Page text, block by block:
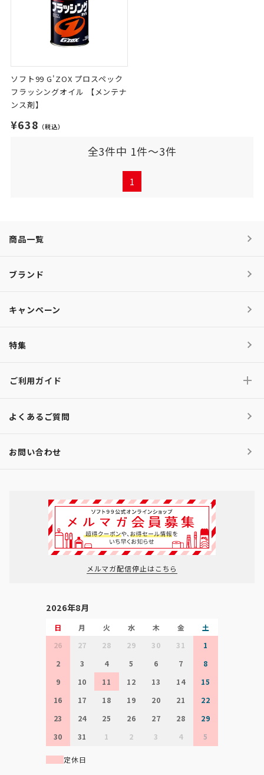
ソフト99 G'ZOX プロスペック
フラッシングオイル 【メンテナ
ンス剤】
¥638 （税込）
全3件中 1件～3件
1
商品一覧
ブランド
キャンペーン
特集
ご利用ガイド
よくあるご質問
お問い合わせ
メルマガ配信停止はこちら
2026年8月
日 月 火 水 木 金
土
26
27 28 29 30 31
1
2
3 4 5 6 7
8
9
10 11 12 13 14
15
16
17 18 19 20 21
22
23
24 25 26 27 28
29
30
31 1 2 3 4 5
定休日